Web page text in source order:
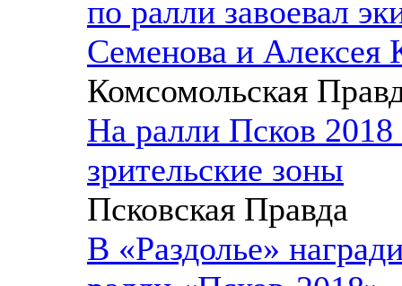
по ралли завоевал
Семенова и Алексея
Комсомольская
На ралли Псков 2018
зрительские зоны
Псковская Правда
В «Раздолье»